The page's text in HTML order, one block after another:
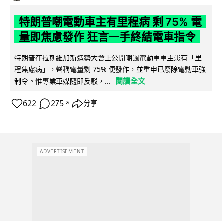
特朗普嘲電動車主有里程病 剩 75% 電
量即焦慮發作 狂言一手終結電車指令
特朗普在拉斯維加斯造勢大會上公開嘲諷電動車車主患有「里
程焦慮病」，聲稱電量剩 75% 便發作，並重申已廢除電動車強
制令。惟專業車媒隨即反駁，...
閱讀全文
622 275 ↗ 分享
ADVERTISEMENT